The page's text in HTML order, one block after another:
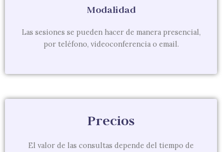
Modalidad
Las sesiones se pueden hacer de manera presencial,
por teléfono, videoconferencia o email.
Precios
El valor de las consultas depende del tiempo de